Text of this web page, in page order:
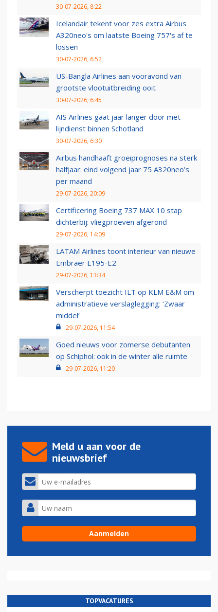
30-07-2026, 8:22
Icelandair tekent voor zes extra Airbus
A320neo's om laatste Boeing 757's af te
lossen
30-07-2026, 6:52
US-Bangla Airlines aan vooravond van
grootste vlootuitbreiding ooit
30-07-2026, 6:45
AIS Airlines gaat jaar langer door met
lijndienst binnen Schotland
30-07-2026, 6:30
Airbus handhaaft groeiprognoses na sterk
halfjaar: eind volgend jaar 75 A320neo’s
per maand
29-07-2026, 20:09
Certificering Boeing 737 MAX 10 stap
dichterbij: vliegproeven afgerond
29-07-2026, 14:09
LATAM Airlines toont interieur van nieuwe
Embraer E195-E2
29-07-2026, 13:34
Verscherpt toezicht ILT op KLM E&M om
administratieve verslaglegging: ‘Zwaar
middel’
29-07-2026, 11:54
Goed nieuws voor zomerse debutanten
op Schiphol: ook in de winter alle ruimte
29-07-2026, 11:20
Meld u aan voor de
nieuwsbrief
TOPVACATURES